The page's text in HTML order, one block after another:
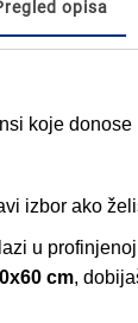
opisa
koje
izbor ako
u profinjenoj
cm,